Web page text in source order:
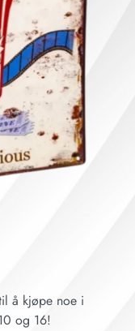
å kjøpe noe i
og 16!